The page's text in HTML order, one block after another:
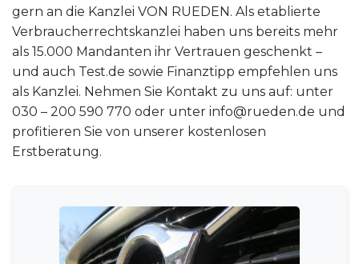
gern an die Kanzlei VON RUEDEN. Als etablierte
Verbraucherrechtskanzlei haben uns bereits mehr
als 15.000 Mandanten ihr Vertrauen geschenkt –
und auch Test.de sowie Finanztipp empfehlen uns
als Kanzlei. Nehmen Sie Kontakt zu uns auf: unter
030 – 200 590 770 oder unter info@rueden.de und
profitieren Sie von unserer kostenlosen
Erstberatung.